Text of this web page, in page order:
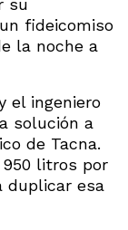
fideicomiso
la noche a
el ingeniero
solución a
de Tacna.
litros por
duplicar esa